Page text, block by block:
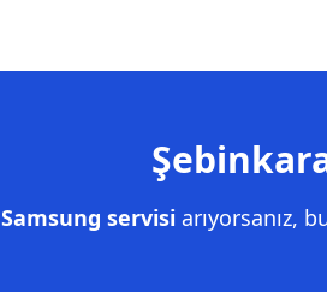
Samsung servisi arıyorsanız,